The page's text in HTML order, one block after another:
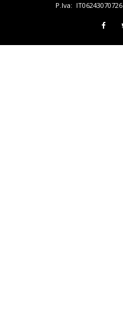
P.Iva: IT06243070726